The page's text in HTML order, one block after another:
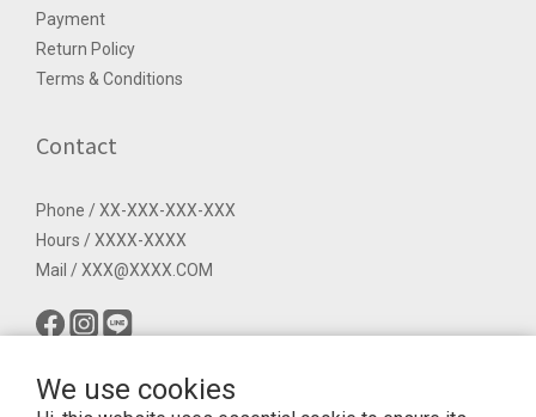
We use cookies
Payment
Return Policy
Terms & Conditions
Contact
Phone / XX-XXX-XXX-XXX
Hours / XXXX-XXXX
Mail / XXX@XXXX.COM